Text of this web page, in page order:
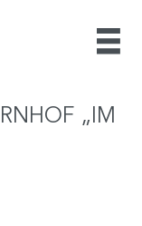
„IM